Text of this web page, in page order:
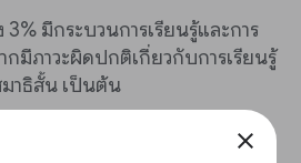
close
3% มีกระบวนการเรียนรู้และการ
กมีภาวะผิดปกติเกี่ยวกับการเรียนรู้
มาธิสั้น เป็นต้น
หมายถึงข้อความที่เขียนนั้นเข้าใจ